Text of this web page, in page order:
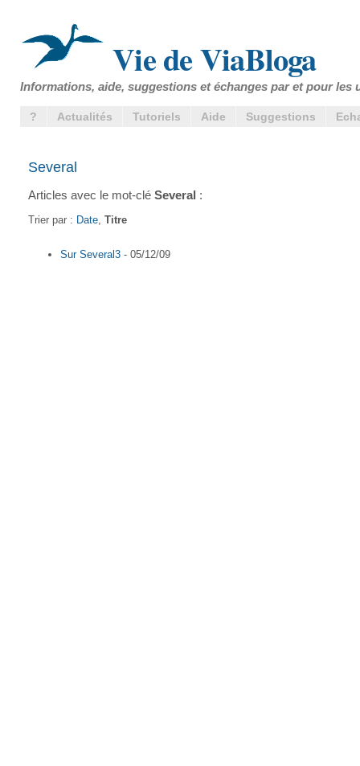
Vie de ViaBloga
Informations, aide, suggestions et échanges par et pour les
? Actualités Tutoriels Aide Suggestions
Several
Articles avec le mot-clé Several :
Trier par : Date Titre
Sur Several3 - 05/12/09